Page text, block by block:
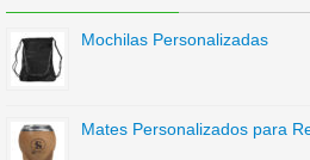
Mochilas Personalizadas
Mates Personalizados para